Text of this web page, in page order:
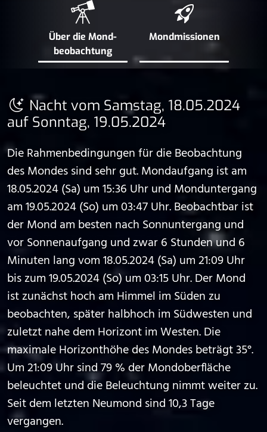
Über die Mond­
beobachtung
Mond­missionen
Nacht vom Samstag, 18.05.2024
auf Sonntag, 19.05.2024
Die Rahmenbedingungen für die Beobachtung
des Mondes sind sehr gut. Mondaufgang ist am
18.05.2024 (Sa) um 15:36 Uhr und Monduntergang
am 19.05.2024 (So) um 03:47 Uhr. Beobachtbar ist
der Mond am besten nach Sonnuntergang und
vor Sonnenaufgang und zwar 6 Stunden und 6
Minuten lang vom 18.05.2024 (Sa) um 21:09 Uhr
bis zum 19.05.2024 (So) um 03:15 Uhr. Der Mond
ist zunächst hoch am Himmel im Süden zu
beobachten, später halbhoch im Südwesten und
zuletzt nahe dem Horizont im Westen. Die
maximale Horizonthöhe des Mondes beträgt 35°.
Um 21:09 Uhr sind 79 % der Mondoberfläche
beleuchtet und die Beleuchtung nimmt weiter zu.
Seit dem letzten Neumond sind 10,3 Tage
vergangen.